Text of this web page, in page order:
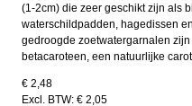
(1-2cm) die zeer geschikt zijn als
waterschildpadden, hagedissen
gedroogde zoetwatergarnalen
betacaroteen, een natuurlijke
€ 2,48
Excl. BTW: € 2,05